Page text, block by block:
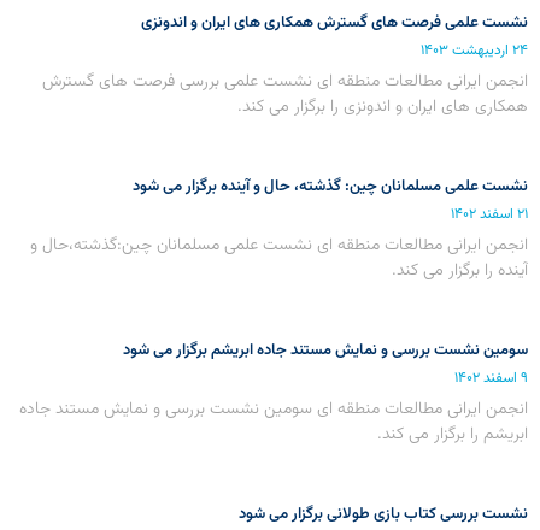
نشست علمی فرصت های گسترش همکاری های ایران و اندونزی
۲۴ اردیبهشت ۱۴۰۳
انجمن ایرانی مطالعات منطقه ای نشست علمی بررسی فرصت های گسترش
همکاری های ایران و اندونزی را برگزار می کند.
نشست علمی مسلمانان چین: گذشته، حال و آینده برگزار می شود
۲۱ اسفند ۱۴۰۲
انجمن ایرانی مطالعات منطقه ای نشست علمی مسلمانان چین:گذشته،حال و
آینده را برگزار می کند.
سومین نشست بررسی و نمایش مستند جاده ابریشم برگزار می شود
۹ اسفند ۱۴۰۲
انجمن ایرانی مطالعات منطقه ای سومین نشست بررسی و نمایش مستند جاده
ابریشم را برگزار می کند.
نشست بررسی کتاب بازی طولانی برگزار می شود